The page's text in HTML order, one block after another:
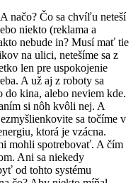
načo? Čo sa chvíľu neteší
niekto (reklama a
nebude in? Musí mať tie
na ulici, netešíme sa z
len pre uspokojenie
A už aj z roboty sa
kina, alebo neviem kde.
si nôh kvôli nej. A
sa točíme v
ktorá je vzácna.
mohli spotrebovať. A čím
Ani sa niekedy
od tohto systému